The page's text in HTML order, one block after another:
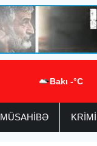
Bakı -°C
MÜSAHİBƏ